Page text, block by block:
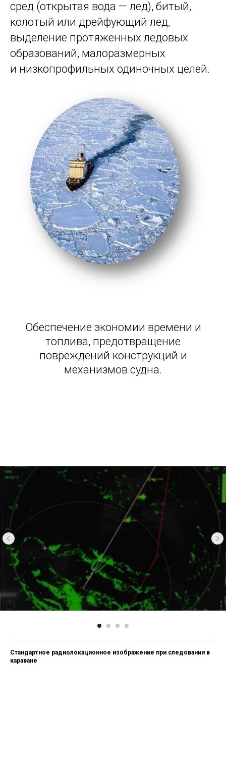
сред (открытая вода — лед), битый,
колотый или дрейфующий лед,
выделение протяженных ледовых
образований, малоразмерных
и низкопрофильных одиночных целей.
Обеспечение экономии времени и
топлива, предотвращение
повреждений конструкций и
механизмов судна.
Стандартное радиолокационное изображение при следовании в
караване